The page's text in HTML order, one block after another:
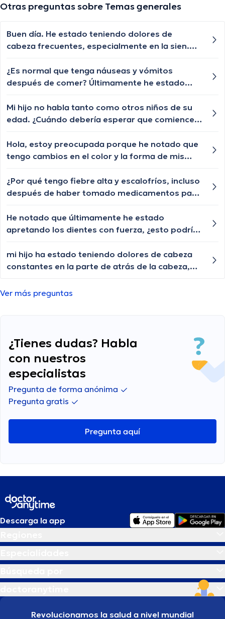
Otras preguntas sobre Temas generales
Buen día. He estado teniendo dolores de
cabeza frecuentes, especialmente en la sien.
¿Es normal que tenga náuseas y vómitos
después de comer? Últimamente he estado
después.
Mi hijo no habla tanto como otros niños de su
edad. ¿Cuándo debería esperar que comience a
Hola, estoy preocupada porque he notado que
tengo cambios en el color y la forma de mis
salud?
¿Por qué tengo fiebre alta y escalofríos, incluso
después de haber tomado medicamentos para
serio.
He notado que últimamente he estado
apretando los dientes con fuerza, ¿esto podría
dolores de cabeza? por que me pasa?
mi hijo ha estado teniendo dolores de cabeza
constantes en la parte de atrás de la cabeza,
tener este tipo de dolor de cabeza? Qué podría
Ver más preguntas
¿Tienes dudas? Habla
con nuestros
especialistas
Pregunta de forma anónima
Pregunta gratis
Pregunta aquí
Descarga la app
Revolucionamos la salud a nivel mundial